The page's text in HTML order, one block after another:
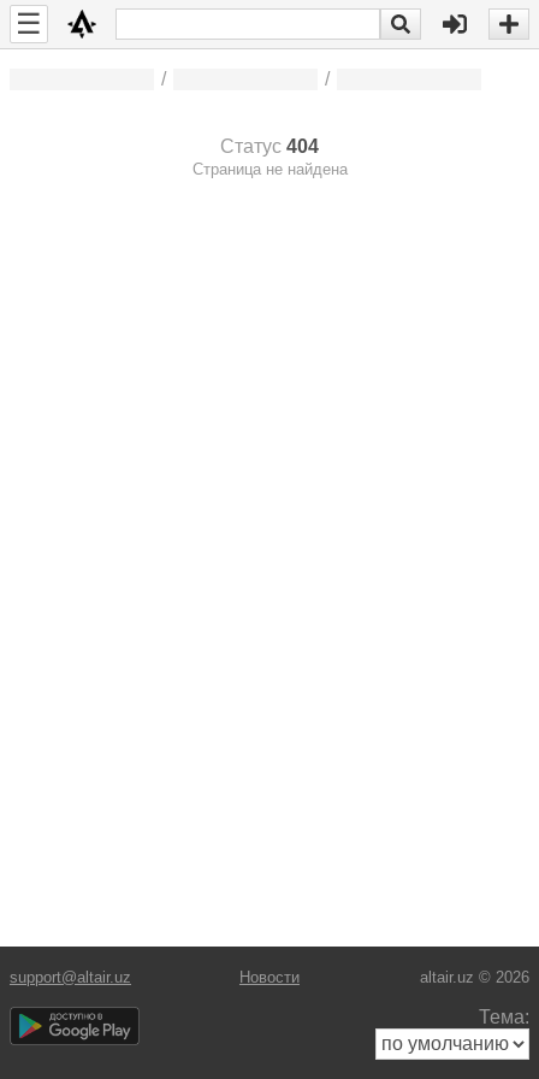
☰
/ /
Статус 404
Страница не найдена
support@altair.uz Новости altair.uz © 2026
Тема: